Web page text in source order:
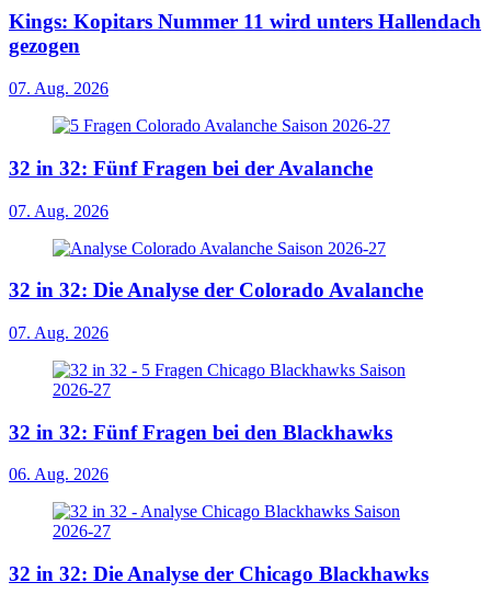
Kings: Kopitars Nummer 11 wird unters Hallendach
gezogen
07. Aug. 2026
32 in 32: Fünf Fragen bei der Avalanche
07. Aug. 2026
32 in 32: Die Analyse der Colorado Avalanche
07. Aug. 2026
32 in 32: Fünf Fragen bei den Blackhawks
06. Aug. 2026
32 in 32: Die Analyse der Chicago Blackhawks